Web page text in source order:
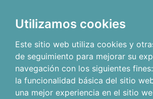
Utilizamos cookies
Este sitio web utiliza cookies y
de seguimiento para mejorar su
navegación con los siguientes fines:
la funcionalidad básica del sitio
una mejor experiencia en el sitio